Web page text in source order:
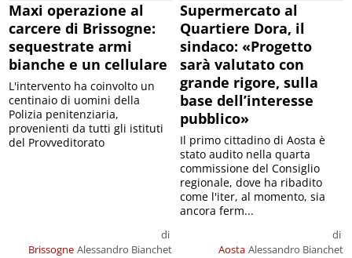
Maxi operazione al
carcere di Brissogne:
sequestrate armi
bianche e un cellulare
Brissogne
di
Alessandro Bianchet
L'intervento ha coinvolto un
centinaio di uomini della
Polizia penitenziaria,
provenienti da tutti gli istituti
del Provveditorato
Supermercato al
Quartiere Dora, il
sindaco: «Progetto
sarà valutato con
grande rigore, sulla
base dell’interesse
pubblico»
Aosta
di
Alessandro Bianchet
Il primo cittadino di Aosta è
stato audito nella quarta
commissione del Consiglio
regionale, dove ha ribadito
come l'iter, al momento, sia
ancora ferm...